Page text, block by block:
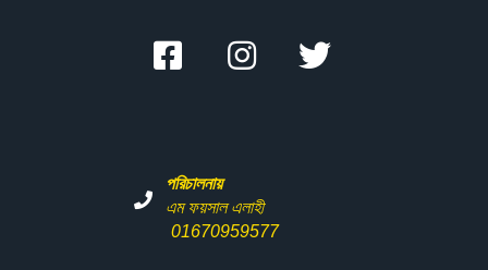
পরিচালনায়
এম ফয়সাল এলাহী
01670959577